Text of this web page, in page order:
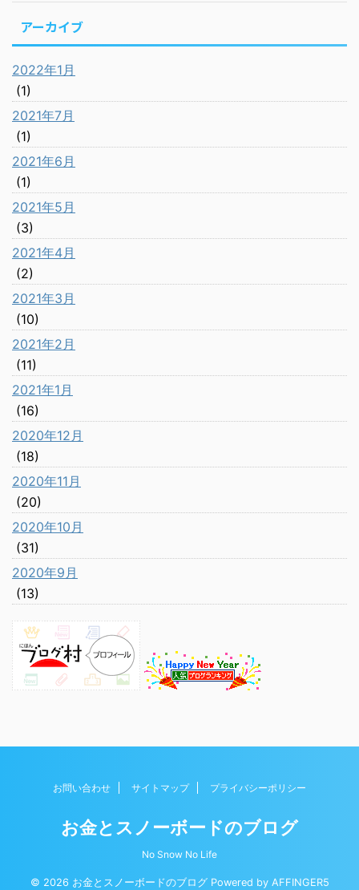
アーカイブ
2022年1月
(1)
2021年7月
(1)
2021年6月
(1)
2021年5月
(3)
2021年4月
(2)
2021年3月
(10)
2021年2月
(11)
2021年1月
(16)
2020年12月
(18)
2020年11月
(20)
2020年10月
(31)
2020年9月
(13)
お問い合わせ サイトマップ プライバシーポリシー
お金とスノーボードのブログ
No Snow No Life
© 2026 お金とスノーボードのブログ Powered by AFFINGER5